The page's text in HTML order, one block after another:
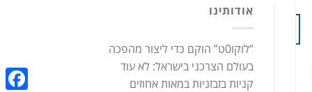
דבש אפימדיום: כל מה שרציתם
/ בעיות זיקפה /
אודותינו
“לוקו0ט” הוקם כדי ליצור מהפכה
בעולם הצרכני בישראל: לא עוד
קניות בזבזניות במאות אחוזים